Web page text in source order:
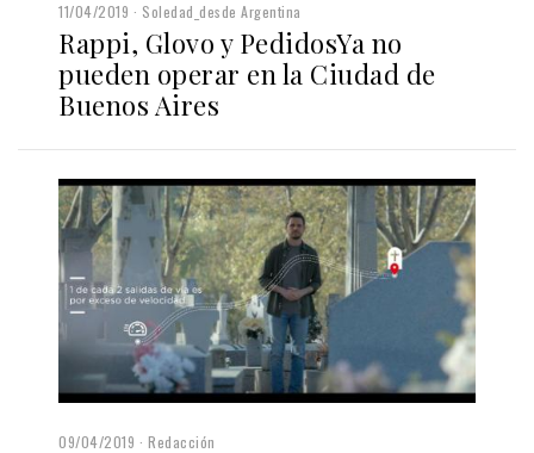
11/04/2019 Soledad_desde Argentina
Rappi, Glovo y PedidosYa no
pueden operar en la Ciudad de
Buenos Aires
09/04/2019 Redacción